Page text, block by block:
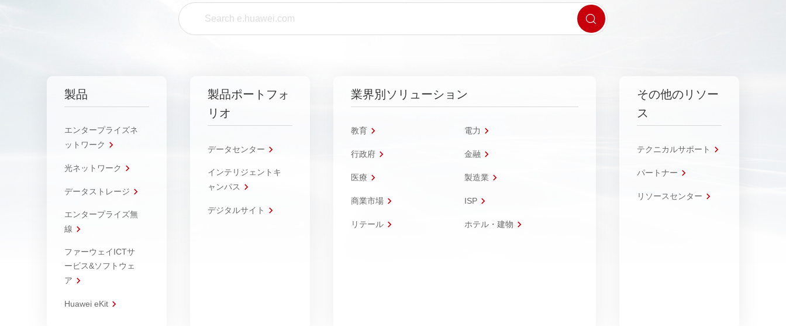
製品
エンタープライズネ
ットワーク
光ネットワーク
データストレージ
エンタープライズ無
線
ファーウェイICTサ
ービス&ソフトウェ
ア
Huawei eKit
製品ポートフォ
リオ
データセンター
インテリジェントキ
ャンパス
デジタルサイト
業界別ソリューション
教育 電力
行政府 金融
医療 製造業
商業市場 ISP
リテール ホテル・建物
その他のリソー
ス
テクニカルサポート
パートナー
リソースセンター